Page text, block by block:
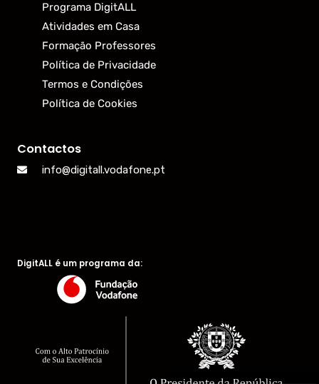
Programa DigitALL
Atividades em Casa
Formação Professores
Política de Privacidade
Termos e Condições
Política de Cookies
Contactos
info@digitall.vodafone.pt
DigitALL é um programa da: